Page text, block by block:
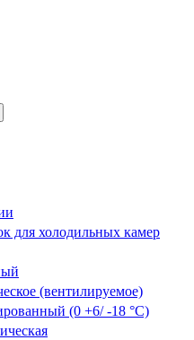
для холодильных камер
(вентилируемое)
(0 +6/ -18 °C)